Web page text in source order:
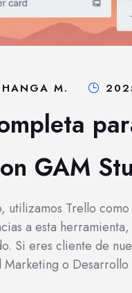
M.
GAM
utilizamos Trello
a esta
Si eres cliente de
Marketing o Desarrollo